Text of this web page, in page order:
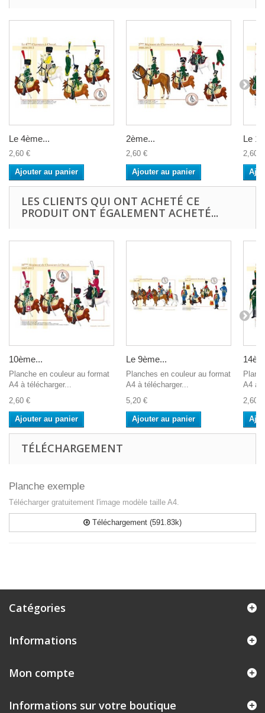
Le 4ème...
2,60 €
Ajouter au panier
2ème...
2,60 €
Ajouter au panier
Le
2,60 €
LES CLIENTS QUI ONT ACHETÉ CE
PRODUIT ONT ÉGALEMENT ACHETÉ...
10ème...
Planche en couleur au format
A4 à télécharger...
2,60 €
Ajouter au panier
Le 9ème...
Planches en couleur au format
A4 à télécharger...
5,20 €
Ajouter au panier
A4 à
2,60 €
TÉLÉCHARGEMENT
Planche exemple
Télécharger gratuitement l'image modèle taille A4.
Téléchargement (591.83k)
Catégories
Informations
Mon compte
Informations sur votre boutique